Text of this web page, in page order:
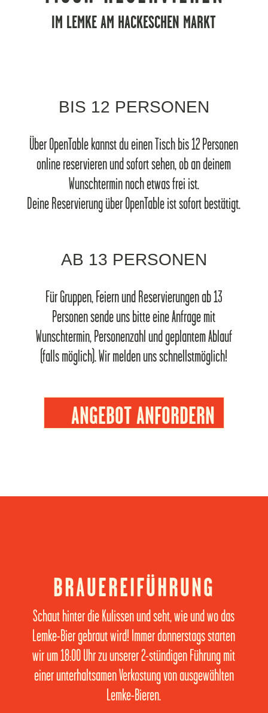
IM LEMKE AM HACKESCHEN MARKT
BIS 12 PERSONEN
Über OpenTable kannst du einen Tisch bis 12 Personen
online reservieren und sofort sehen, ob an deinem
Wunschtermin noch etwas frei ist.
Deine Reservierung über OpenTable ist sofort bestätigt.
AB 13 PERSONEN
Für Gruppen, Feiern und Reservierungen ab 13
Personen sende uns bitte eine Anfrage mit
Wunschtermin, Personenzahl und geplantem Ablauf
(falls möglich). Wir melden uns schnellstmöglich!
ANGEBOT ANFORDERN
BRAUEREIFÜHRUNG
Schaut hinter die Kulissen und seht, wie und wo das
Lemke-Bier gebraut wird! Immer donnerstags starten
wir um 18:00 Uhr zu unserer 2-stündigen Führung mit
einer unterhaltsamen Verkostung von ausgewählten
Lemke-Bieren.